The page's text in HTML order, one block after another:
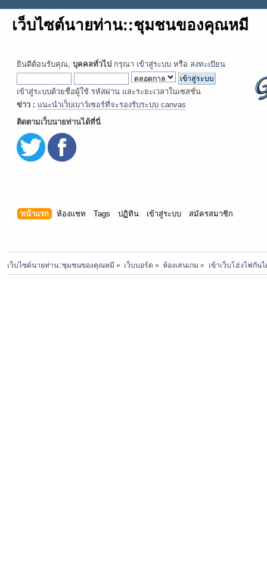
เว็บไซต์นายท่าน::ชุมชนของคุณหมี
ยินดีต้อนรับคุณ, บุคคลทั่วไป กรุณา เข้าสู่ระบบ หรือ ลงทะเบียน
เข้าสู่ระบบด้วยชื่อผู้ใช้ รหัสผ่าน และระยะเวลาในเซสชั่น
ข่าว : แนะนำเว็บเบาว์เซอร์ที่จะรองรับระบบ canvas
ติดตามเว็บนายท่านได้ที่นี่
หน้าแรก ห้องแชท Tags ปฏิทิน เข้าสู่ระบบ สมัครสมาชิก
เว็บไซต์นายท่าน::ชุมชนของคุณหมี » เว็บบอร์ด » ห้องเล่นเกม » เข้าเว็บโฮ่งไฟกัน